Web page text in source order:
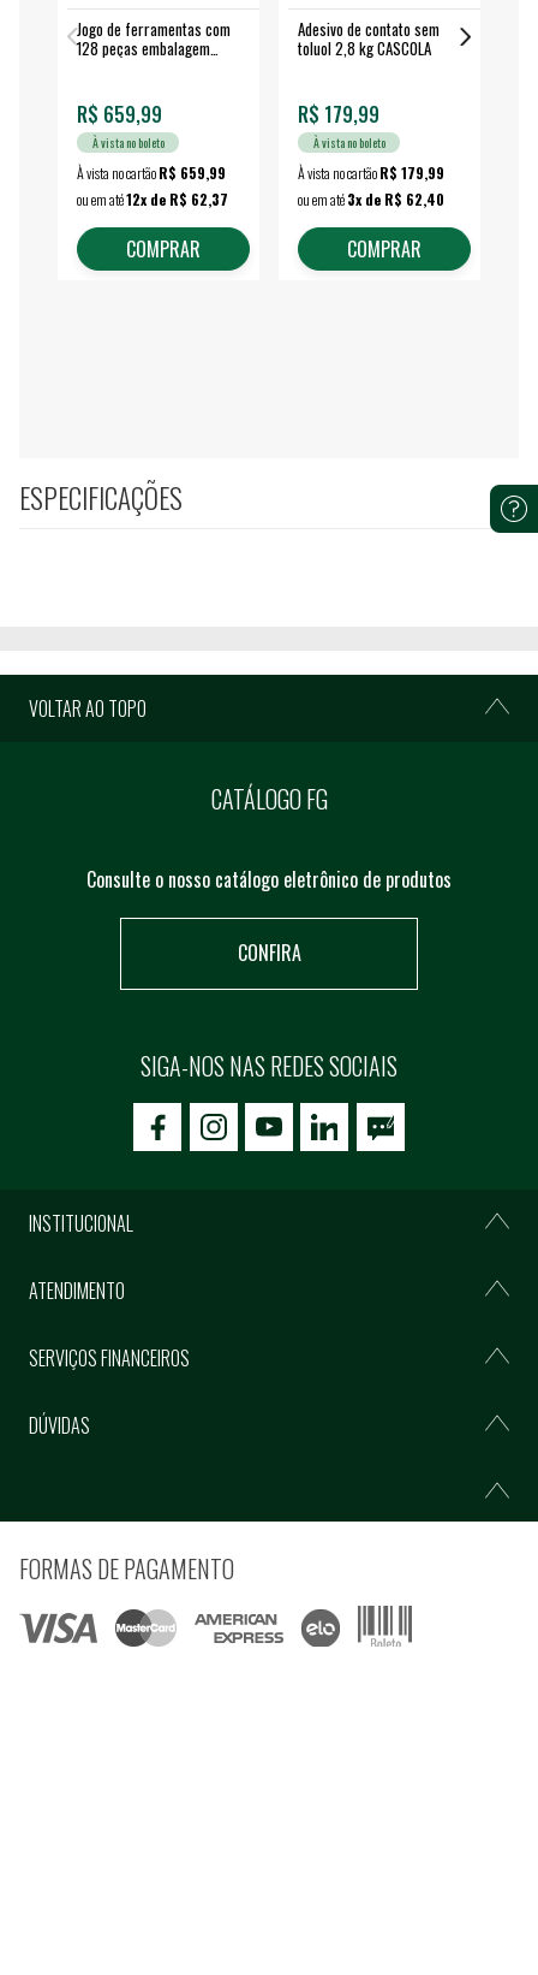
Jogo de ferramentas com
128 peças embalagem
R$ 659,99
À vista no boleto
À vista no cartãoR$ 659,99
ou em até12x de R$ 62,37
COMPRAR
Adesivo de contato sem
toluol 2,8 kg CASCOLA
R$ 179,99
À vista no boleto
À vista no cartãoR$ 179,99
ou em até3x de R$ 62,40
COMPRAR
ESPECIFICAÇÕES
VOLTAR AO TOPO
CATÁLOGO FG
Consulte o nosso catálogo eletrônico de produtos
CONFIRA
SIGA-NOS NAS REDES SOCIAIS
icon-facebookicon-social02icon-social03
INSTITUCIONAL
ATENDIMENTO
SERVIÇOS FINANCEIROS
DÚVIDAS
FORMAS DE PAGAMENTO